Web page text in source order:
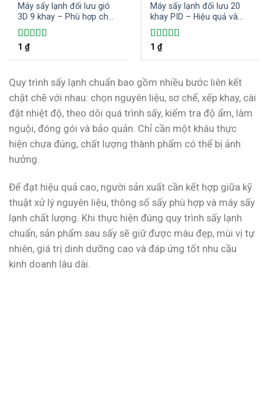
Máy sấy lạnh đối lưu gió
3D 9 khay – Phù hợp cho
các hộ kinh doanh gia
đình sấy đa dạng các loại
thực phẩm và nông sản
Được xếp
1 ₫
Máy sấy lạnh đối lưu 20
khay PID – Hiệu quả và
tiết kiệm điện năng trong
sấy khô thực phẩm
Được xếp
1 ₫
Quy trình sấy lạnh chuẩn bao gồm nhiều bước liên kết
chặt chẽ với nhau: chọn nguyên liệu, sơ chế, xếp khay, cài
đặt nhiệt độ, theo dõi quá trình sấy, kiểm tra độ ẩm, làm
nguội, đóng gói và bảo quản. Chỉ cần một khâu thực
hiện chưa đúng, chất lượng thành phẩm có thể bị ảnh
hưởng.
Để đạt hiệu quả cao, người sản xuất cần kết hợp giữa kỹ
thuật xử lý nguyên liệu, thông số sấy phù hợp và máy sấy
lạnh chất lượng. Khi thực hiện đúng quy trình sấy lạnh
chuẩn, sản phẩm sau sấy sẽ giữ được màu đẹp, mùi vị tự
nhiên, giá trị dinh dưỡng cao và đáp ứng tốt nhu cầu
kinh doanh lâu dài.